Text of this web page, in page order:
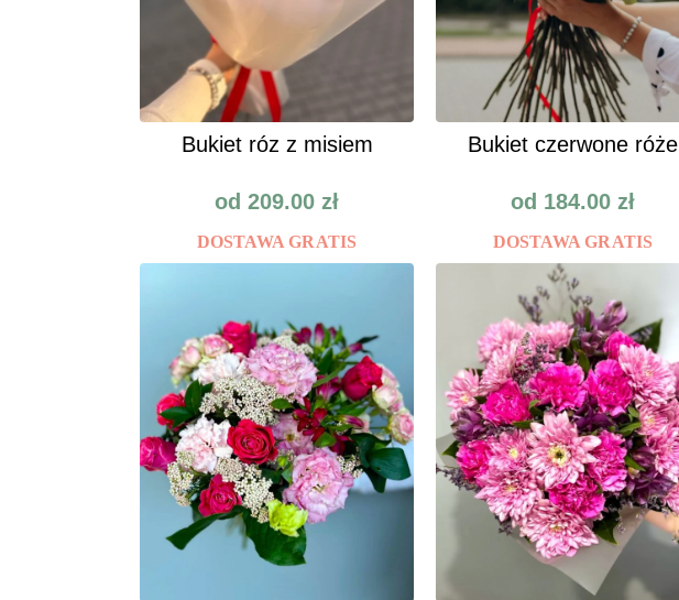
Bukiet róz z misiem
od 209.00 zł
DOSTAWA GRATIS
Bukiet czerwone róże
od 184.00 zł
DOSTAWA GRATIS